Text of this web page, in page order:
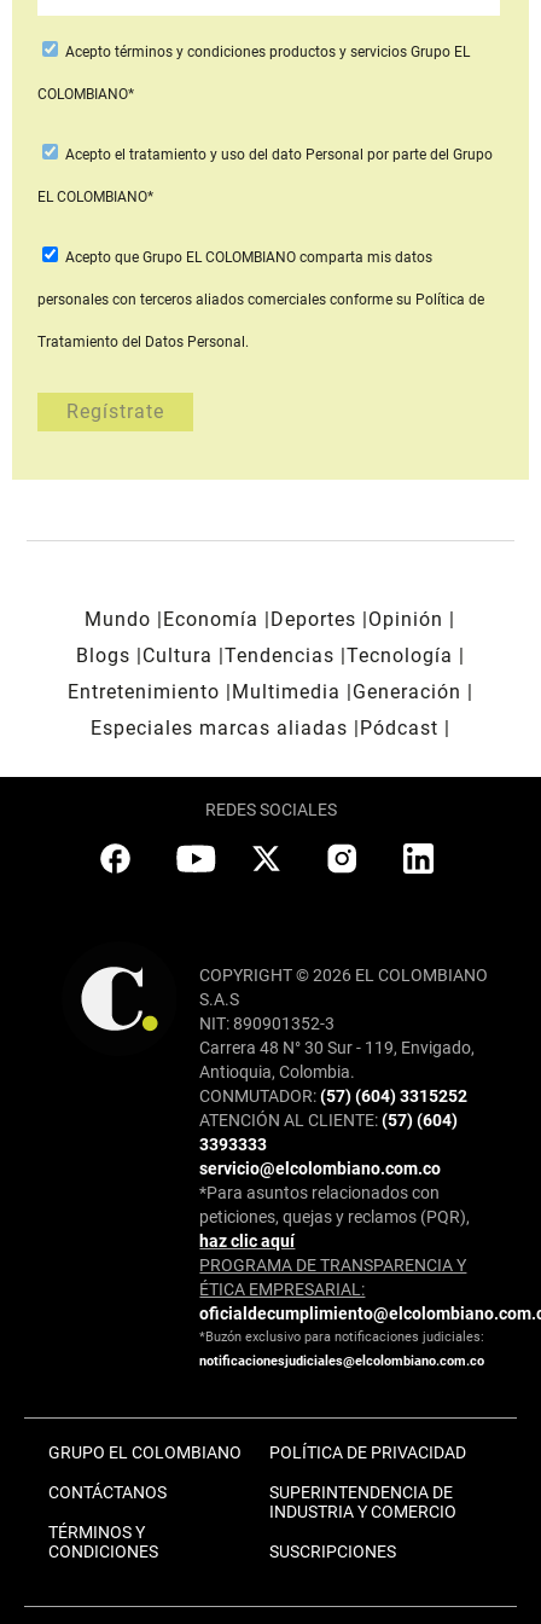
Aceptotérminos y condiciones productos y serviciosGrupo EL
COLOMBIANO*
Acepto el tratamiento y uso del dato Personal por parte del Grupo
EL COLOMBIANO*
Acepto que Grupo EL COLOMBIANOcomparta mis datos
personales con terceros aliados comerciales conforme su Política de
Tratamiento del Datos Personal.
Mundo Economía Deportes
Opinión
Blogs
Cultura Tendencias Tecnología
Entretenimiento
Multimedia
Generación
Especiales marcas aliadas
Pódcast
REDES SOCIALES
COPYRIGHT © 2026 EL COLOMBIANO
S.A.S
NIT: 890901352-3
Carrera 48 N° 30 Sur - 119, Envigado,
Antioquia, Colombia.
CONMUTADOR:(57) (604) 3315252
ATENCIÓN AL CLIENTE:(57) (604)
3393333
servicio@elcolombiano.com.co
*Para asuntos relacionados con
peticiones, quejas y reclamos (PQR),
haz clic aquí
PROGRAMA DE TRANSPARENCIA Y
ÉTICA EMPRESARIAL:
*Buzón exclusivo para notificaciones judiciales:
notificacionesjudiciales@elcolombiano.com.co
GRUPO EL COLOMBIANO
CONTÁCTANOS
TÉRMINOS Y
CONDICIONES
POLÍTICA DE PRIVACIDAD
SUPERINTENDENCIA DE
INDUSTRIA Y COMERCIO
SUSCRIPCIONES